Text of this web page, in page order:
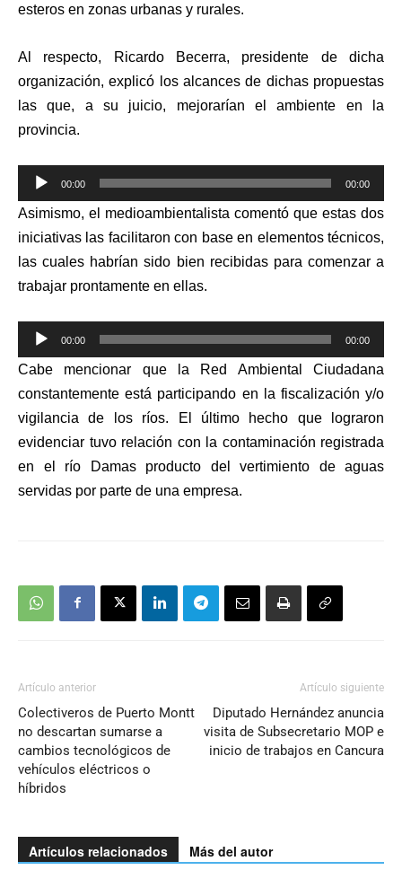
esteros en zonas urbanas y rurales.
Al respecto, Ricardo Becerra, presidente de dicha
organización, explicó los alcances de dichas propuestas
las que, a su juicio, mejorarían el ambiente en la
provincia.
Reproductor
de
audio
00:00 00:00
Asimismo, el medioambientalista comentó que estas dos
iniciativas las facilitaron con base en elementos técnicos,
las cuales habrían sido bien recibidas para comenzar a
trabajar prontamente en ellas.
Reproductor
de
audio
00:00 00:00
Cabe mencionar que la Red Ambiental Ciudadana
constantemente está participando en la fiscalización y/o
vigilancia de los ríos. El último hecho que lograron
evidenciar tuvo relación con la contaminación registrada
en el río Damas producto del vertimiento de aguas
servidas por parte de una empresa.
Artículo anterior
Colectiveros de Puerto Montt
no descartan sumarse a
cambios tecnológicos de
vehículos eléctricos o
híbridos
Artículo siguiente
Diputado Hernández anuncia
visita de Subsecretario MOP e
inicio de trabajos en Cancura
Artículos relacionados Más del autor